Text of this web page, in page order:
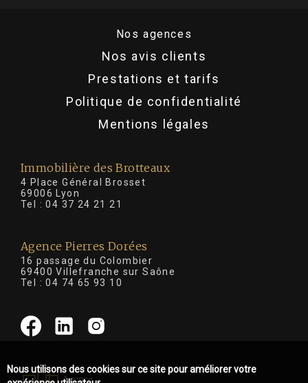
Nos agences
Nos avis clients
Prestations et tarifs
Politique de confidentialité
Mentions légales
Immobilière des Brotteaux
4 Place Général Brosset
69006 Lyon
Tel :04 37 24 21 21
Agence Pierres Dorées
16 passage du Colombier
69400 Villefranche sur Saône
Tel :04 74 65 93 10
Nous utilisons des cookies sur ce site pour améliorer votre